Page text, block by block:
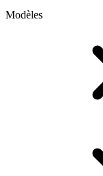
Modèles